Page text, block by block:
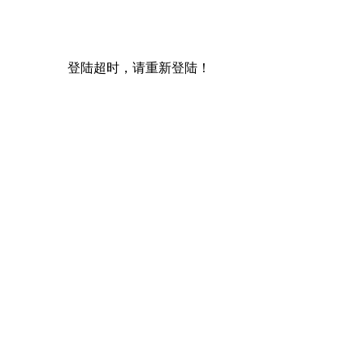
登陆超时，请重新登陆！